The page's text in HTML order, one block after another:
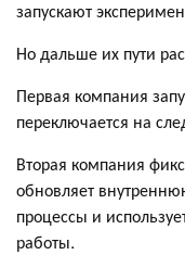
запускают
Но дальше их пути
Первая компания
переключается на
Вторая компания
обновляет
процессы и
работы.